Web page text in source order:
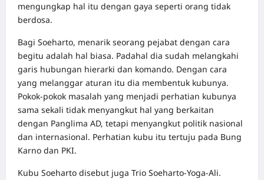
mengungkap hal itu dengan gaya seperti orang tidak
berdosa.
Bagi Soeharto, menarik seorang pejabat dengan cara
begitu adalah hal biasa. Padahal dia sudah melangkahi
garis hubungan hierarki dan komando. Dengan cara
yang melanggar aturan itu dia membentuk kubunya.
Pokok-pokok masalah yang menjadi perhatian kubunya
sama sekali tidak menyangkut hal yang berkaitan
dengan Panglima AD, tetapi menyangkut politik nasional
dan internasional. Perhatian kubu itu tertuju pada Bung
Karno dan PKI.
Kubu Soeharto disebut juga Trio Soeharto-Yoga-Ali.